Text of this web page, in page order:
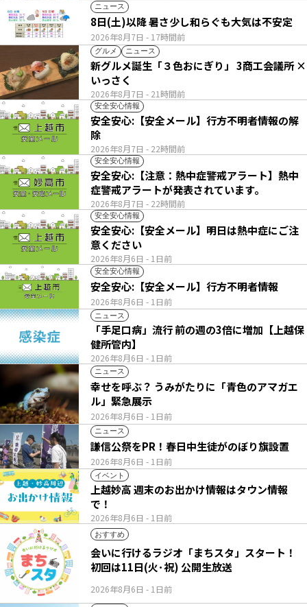
ニュース
2026年8月7日 - 17時間前
8日(土)以降 暑さ少し和らぐも大気は不安定
グルメ ニュース
2026年8月7日 - 21時間前
新グルメ誕生「３色おにぎり」 3商工会議所 ×
いっさく
安全安心情報
2026年8月7日 - 22時間前
安全安心:【安全メール】行方不明者情報の解
除
安全安心情報
2026年8月7日 - 22時間前
安全安心:【注意：熱中症警戒アラート】熱中
症警戒アラートが発表されています。
安全安心情報
2026年8月6日 - 1日前
安全安心:【安全メール】明日は熱中症にご注
意ください
安全安心情報
2026年8月6日 - 1日前
安全安心:【安全メール】行方不明者情報
ニュース
2026年8月6日 - 1日前
「手足口病」流行 前の週の3倍に増加【上越保
健所管内】
ニュース
2026年8月6日 - 1日前
幸せを呼ぶ？ うみがたりに「青色のアマガエ
ル」緊急展示
ニュース
2026年8月6日 - 1日前
謙信公祭をPR！春日中生徒がのぼり旗設置
イベント
2026年8月6日 - 1日前
上越妙高 週末のお出かけ情報はタウン情報
で！
おすすめ
2026年8月6日 - 1日前
会いに行けるラジオ「まちスタ」スタート！
初回は11日(火･祝) 公開生放送